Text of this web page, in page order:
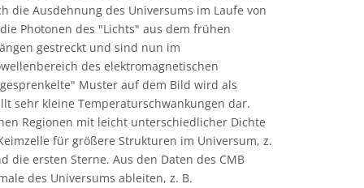
die Ausdehnung des Universums im Laufe von
Photonen des "Lichts" aus dem frühen
gestreckt und sind nun im
des elektromagnetischen
Muster auf dem Bild wird als
sehr kleine Temperaturschwankungen dar.
Regionen mit leicht unterschiedlicher Dichte
für größere Strukturen im Universum, z.
die ersten Sterne. Aus den Daten des CMB
des Universums ableiten, z. B.